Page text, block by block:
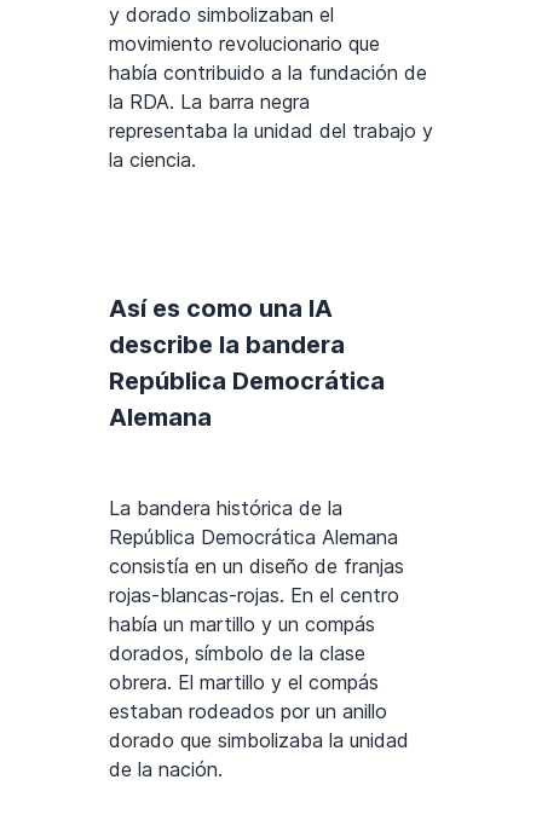
y dorado simbolizaban el
movimiento revolucionario que
había contribuido a la fundación de
la RDA. La barra negra
representaba la unidad del trabajo y
la ciencia.
Así es como una IA
describe la bandera
República Democrática
Alemana
La bandera histórica de la
República Democrática Alemana
consistía en un diseño de franjas
rojas-blancas-rojas. En el centro
había un martillo y un compás
dorados, símbolo de la clase
obrera. El martillo y el compás
estaban rodeados por un anillo
dorado que simbolizaba la unidad
de la nación.